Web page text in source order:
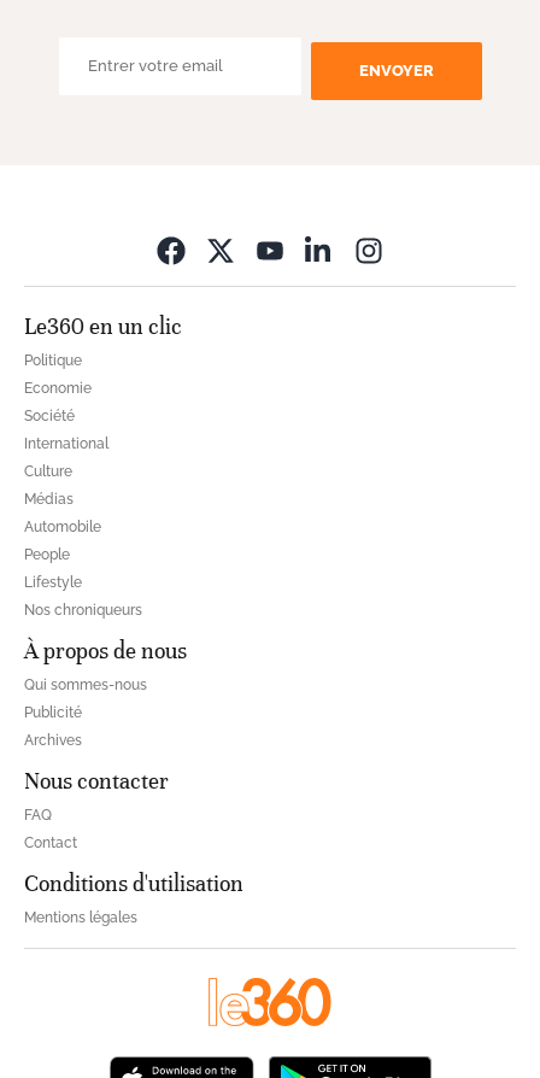
ENVOYER
Le360 en un clic
Politique
Economie
Société
International
Culture
Médias
Automobile
People
Lifestyle
Nos chroniqueurs
À propos de nous
Qui sommes-nous
Publicité
Archives
Nous contacter
FAQ
Contact
Conditions d'utilisation
Mentions légales